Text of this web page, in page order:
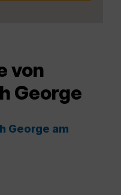
von
George
George am